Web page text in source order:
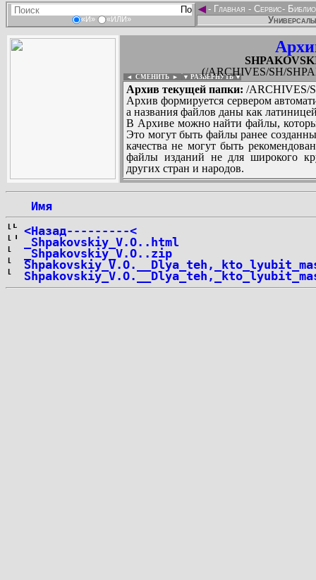
«И» «ИЛИ»
◄- Главная - Сервис-
(/ARCHIVES/SH/
◄ СМЕНИТЬ ► ▼ РАЗВЕРНУТЬ ▼
Архив текущей папки: /ARCHIVES/
Архив формируется сервером
а названия файлов даны как
В Архиве можно найти файлы,
Это могут быть файлы ранее
качества не могут быть
файлы изданий не для широкого
других стран и народов.
Имя
<Назад---------<
_Shpakovskiy_V.O..html
_Shpakovskiy_V.O..zip